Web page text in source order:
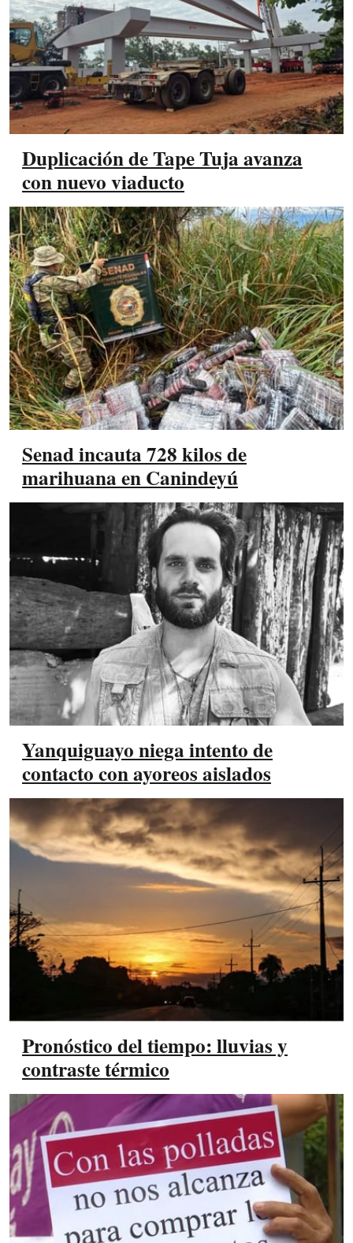
Duplicación de Tape Tuja avanza
con nuevo viaducto
Senad incauta 728 kilos de
marihuana en Canindeyú
Yanquiguayo niega intento de
contacto con ayoreos aislados
Pronóstico del tiempo: lluvias y
contraste térmico